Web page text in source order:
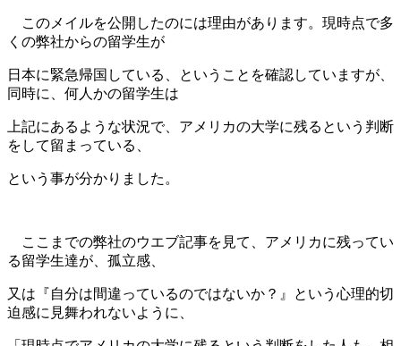
このメイルを公開したのには理由があります。現時点で多
くの弊社からの留学生が
日本に緊急帰国している、ということを確認していますが、
同時に、何人かの留学生は
上記にあるような状況で、アメリカの大学に残るという判断
をして留まっている、
という事が分かりました。
ここまでの弊社のウエブ記事を見て、アメリカに残ってい
る留学生達が、孤立感、
又は『自分は間違っているのではないか？』という心理的切
迫感に見舞われないように、